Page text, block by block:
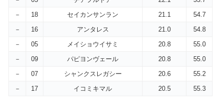
－
18 セイカンサンラン 21.1
54.7
－
16 アンタレス 21.0
54.8
－
05 メイショウイサミ 20.8
55.0
－
09 パピヨンヴェール 20.8
55.0
－
07 シャンクスレガシー 20.6
55.2
－
17 イコミキマル 20.5 55.3